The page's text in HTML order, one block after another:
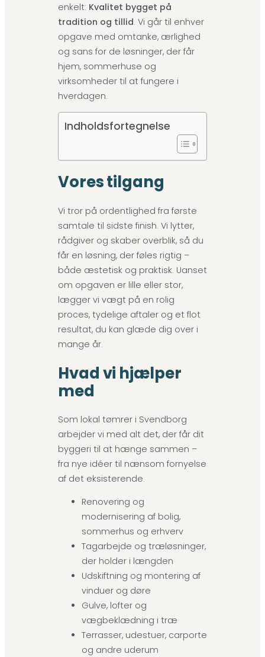
enkelt: Kvalitet bygget på
tradition og tillid. Vi går til enhver
opgave med omtanke, ærlighed
og sans for de løsninger, der får
hjem, sommerhuse og
virksomheder til at fungere i
hverdagen.
Indholdsfortegnelse
Vores tilgang
Vi tror på ordentlighed fra første
samtale til sidste finish. Vi lytter,
rådgiver og skaber overblik, så du
får en løsning, der føles rigtig –
både æstetisk og praktisk. Uanset
om opgaven er lille eller stor,
lægger vi vægt på en rolig
proces, tydelige aftaler og et flot
resultat, du kan glæde dig over i
mange år.
Hvad vi hjælper
med
Som lokal tømrer i Svendborg
arbejder vi med alt det, der får dit
byggeri til at hænge sammen –
fra nye idéer til nænsom fornyelse
af det eksisterende.
Renovering og
modernisering af bolig,
sommerhus og erhverv
Tagarbejde og træløsninger,
der holder i længden
Udskiftning og montering af
vinduer og døre
Gulve, lofter og
vægbeklædning i træ
Terrasser, udestuer, carporte
og andre uderum